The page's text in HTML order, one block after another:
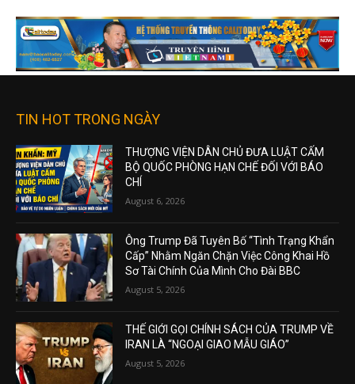
TIN HOT TRONG NGÀY
THƯỢNG VIỆN DÂN CHỦ ĐƯA LUẬT CẤM
BỘ QUỐC PHÒNG HẠN CHẾ ĐỐI VỚI BÁO
CHÍ
August 6, 2026
Ông Trump Đã Tuyên Bố “Tình Trạng Khẩn
Cấp” Nhằm Ngăn Chặn Việc Công Khai Hồ
Sơ Tài Chính Của Mình Cho Đài BBC
August 5, 2026
THẾ GIỚI GỌI CHÍNH SÁCH CỦA TRUMP VỀ
IRAN LÀ “NGOẠI GIAO MẪU GIÁO”
August 5, 2026